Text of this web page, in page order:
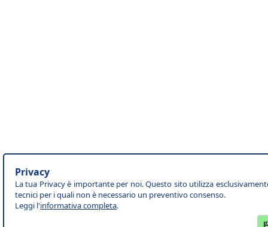
Privacy
La tua Privacy è importante per noi. Questo sito utilizza
tecnici per i quali non è necessario un preventivo consenso.
Leggi l'informativa completa.